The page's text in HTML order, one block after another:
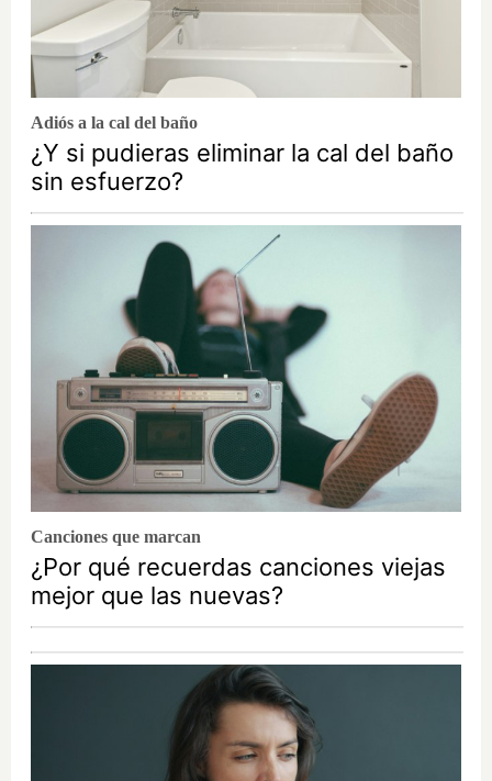
Adiós a la cal del baño
¿Y si pudieras eliminar la cal del baño
sin esfuerzo?
Canciones que marcan
¿Por qué recuerdas canciones viejas
mejor que las nuevas?